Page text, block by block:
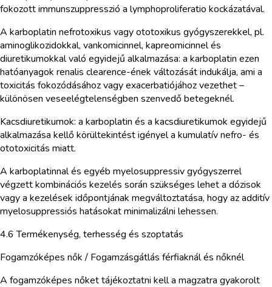
fokozott immunszuppresszió a lymphoproliferatio kockázatával.
A karboplatin nefrotoxikus vagy ototoxikus gyógyszerekkel, pl.
aminoglikozidokkal, vankomicinnel, kapreomicinnel és
diuretikumokkal való egyidejű alkalmazása: a karboplatin ezen
hatóanyagok renalis clearence-ének változását indukálja, ami a
toxicitás fokozódásához vagy exacerbatiójához vezethet –
különösen veseelégtelenségben szenvedő betegeknél.
Kacsdiuretikumok: a karboplatin és a kacsdiuretikumok egyidejű
alkalmazása kellő körültekintést igényel a kumulatív nefro- és
ototoxicitás miatt.
A karboplatinnal és egyéb myelosuppressiv gyógyszerrel
végzett kombinációs kezelés során szükséges lehet a dózisok
vagy a kezelések időpontjának megváltoztatása, hogy az additív
myelosuppressiós hatásokat minimalizálni lehessen.
4.6 Termékenység, terhesség és szoptatás
Fogamzóképes nők / Fogamzásgátlás férfiaknál és nőknél
A fogamzóképes nőket tájékoztatni kell a magzatra gyakorolt